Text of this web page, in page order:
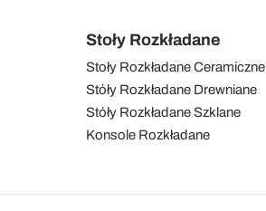
Stoły Rozkładane
Stoły Rozkładane Ceramiczne
Stóły Rozkładane Drewniane
Stóły Rozkładane Szklane
Konsole Rozkładane